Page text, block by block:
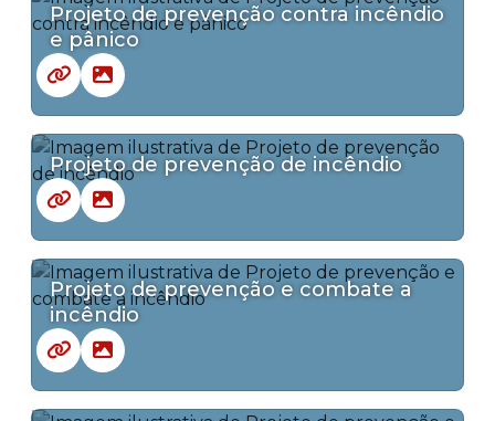
Projeto de prevenção contra incêndio
e pânico
Projeto de prevenção de incêndio
Projeto de prevenção e combate a
incêndio